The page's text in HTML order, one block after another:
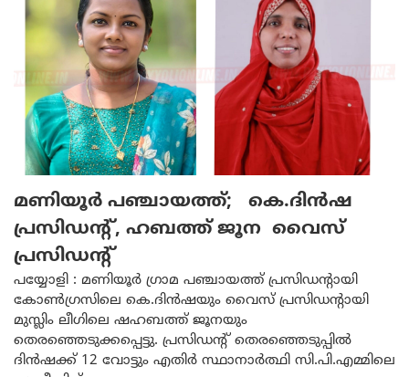
മണിയൂർ പഞ്ചായത്ത്; കെ.ദിൻഷ
പ്രസിഡൻ്റ്, ഹബത്ത് ജൂന വൈസ്
പ്രസിഡൻ്റ്
പയ്യോളി : മണിയൂർ ഗ്രാമ പഞ്ചായത്ത് പ്രസിഡൻ്റായി
കോൺഗ്രസിലെ കെ.ദിൻഷയും വൈസ് പ്രസിഡൻ്റായി
മുസ്ലിം ലീഗിലെ ഷഹബത്ത് ജൂനയും
തെരഞ്ഞെടുക്കപ്പെട്ടു. പ്രസിഡൻ്റ് തെരഞ്ഞെടുപ്പിൽ
ദിൻഷക്ക് 12 വോട്ടും എതിർ സ്ഥാനാർത്ഥി സി.പി.എമ്മിലെ